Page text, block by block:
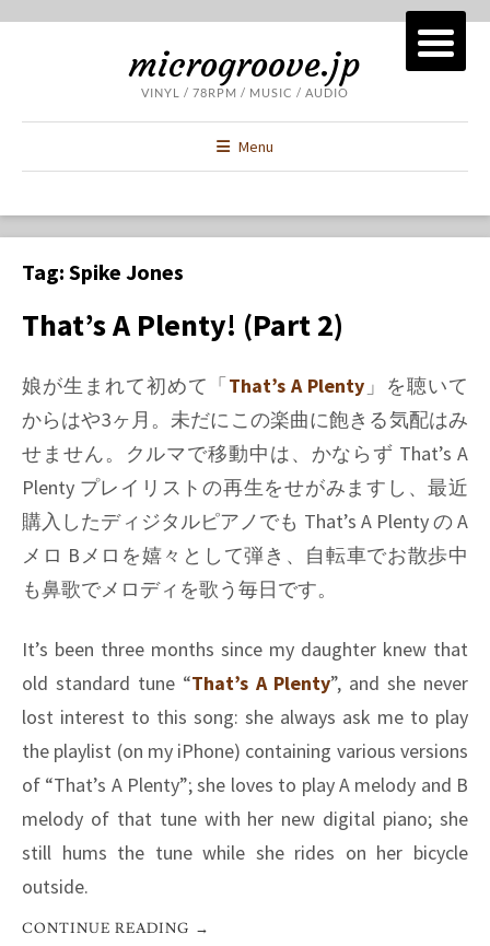
microgroove.jp
VINYL / 78RPM / MUSIC / AUDIO
Menu
Tag: Spike Jones
That’s A Plenty! (Part 2)
娘が生まれて初めて「That’s A Plenty 」を聴いて
からはや3ヶ月。未だにこの楽曲に飽きる気配はみ
せません。クルマで移動中は、かならず That’s A
Plenty プレイリストの再生をせがみますし、最近
購入したディジタルピアノでも That’s A Plentyの A
メロ Bメロを嬉々として弾き、自転車でお散歩中
も鼻歌でメロディを歌う毎日です。
It’s been three months since my daughter knew that
old standard tune “That’s A Plenty”, and she never
lost interest to this song: she always ask me to play
the playlist (on my iPhone) containing various versions
of “That’s A Plenty”; she loves to play A melody and B
melody of that tune with her new digital piano; she
still hums the tune while she rides on her bicycle
outside.
CONTINUE READING →